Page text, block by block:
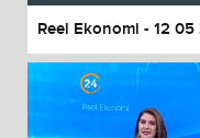
Reel Ekonomi - 12